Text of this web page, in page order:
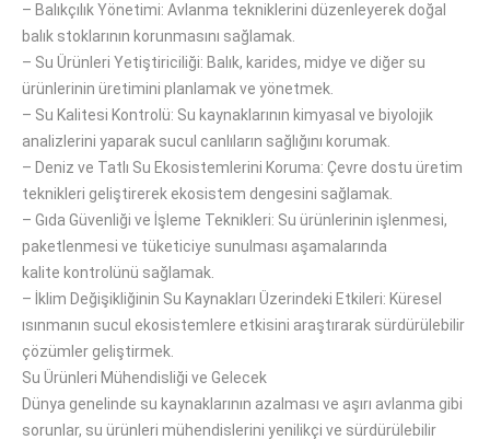
– Balıkçılık Yönetimi: Avlanma tekniklerini düzenleyerek doğal
balık stoklarının korunmasını sağlamak
– Su Ürünleri Yetiştiriciliği: Balık, karides, midye ve diğer su
ürünlerinin üretimini planlamak ve yönetmek
– Su Kalitesi Kontrolü: Su kaynaklarının kimyasal ve biyolojik
analizlerini yaparak sucul canlıların sağlığını korumak
– Deniz ve Tatlı Su Ekosistemlerini Koruma: Çevre dostu üretim
teknikleri geliştirerek ekosistem dengesini sağlamak
– Gıda Güvenliği ve İşleme Teknikleri: Su ürünlerinin işlenmesi,
paketlenmesi ve tüketiciye sunulması aşamalarında
kalite kontrolünü sağlamak
– İklim Değişikliğinin Su Kaynakları Üzerindeki Etkileri: Küresel
ısınmanın sucul ekosistemlere etkisini araştırarak sürdürülebilir
çözümler geliştirmek
Su Ürünleri Mühendisliği ve Gelecek
Dünya genelinde su kaynaklarının azalması ve aşırı avlanma gibi
sorunlar, su ürünleri mühendislerini yenilikçi ve sürdürülebilir